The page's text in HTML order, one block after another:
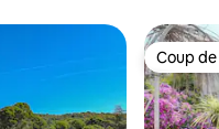
Coup
Coup